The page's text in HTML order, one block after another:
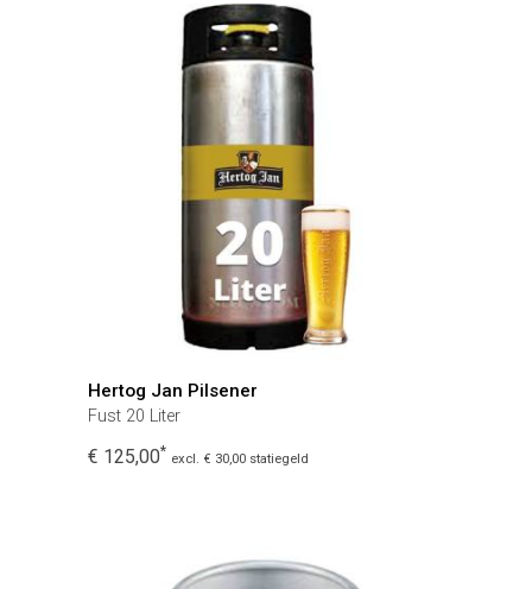
Hertog Jan Pilsener
Fust 20 Liter
€ 125,00* excl. € 30,00 statiegeld